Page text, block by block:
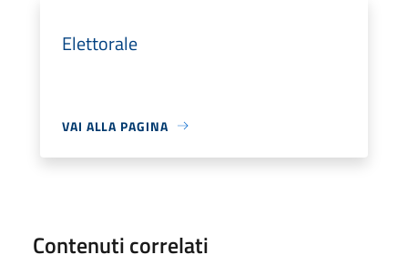
Elettorale
VAI ALLA PAGINA
Contenuti correlati